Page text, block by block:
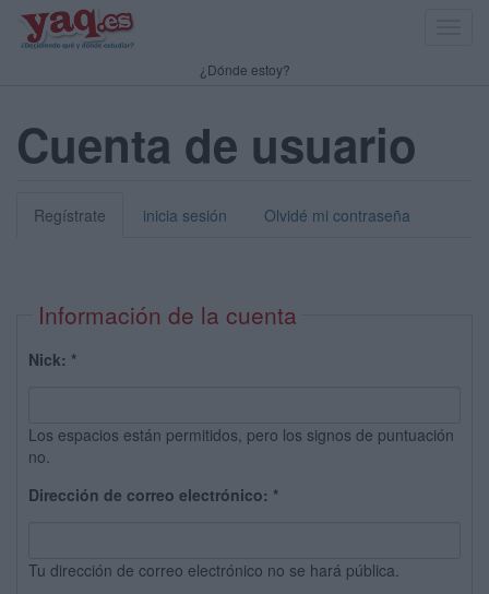
¿Dónde estoy?
Cuenta de usuario
Regístrate inicia sesión Olvidé mi contraseña
Información de la cuenta
Nick: *
Los espacios están permitidos, pero los signos de puntuación
no.
Dirección de correo electrónico: *
Tu dirección de correo electrónico no se hará pública.